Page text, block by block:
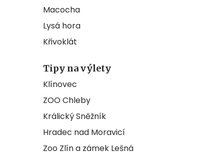
Macocha
Lysá hora
Křivoklát
Tipy na výlety
Klínovec
ZOO Chleby
Králický Sněžník
Hradec nad Moravicí
Zoo Zlín a zámek Lešná